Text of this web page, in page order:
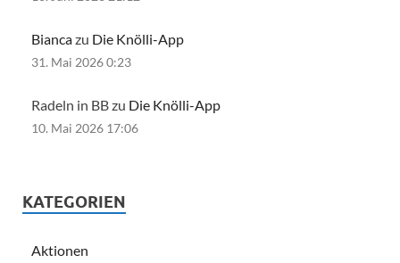
Biancazu Die Knölli-App
31. Mai 2026 0:23
Radeln in BB zu Die Knölli-App
10. Mai 2026 17:06
KATEGORIEN
Aktionen